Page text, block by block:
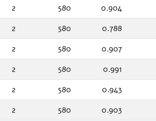
0.904
580
2
0.788
580
2
0.907
580
2
0.991
580
2
0.943
580
2
0.903
580
2